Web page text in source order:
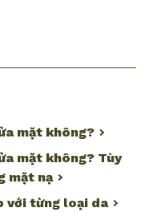
mặt không?
mặt không? Tùy
mặt nạ
với từng loại da